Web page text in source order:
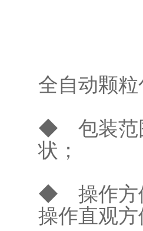
全自动颗
◆ 包装范
状；
◆ 操作方
操作直观